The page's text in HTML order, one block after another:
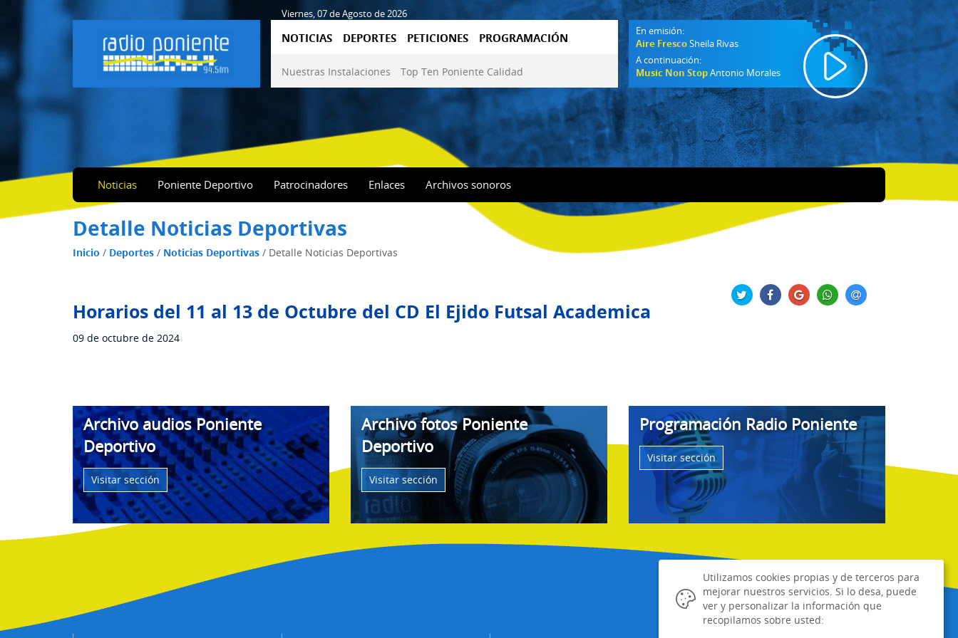
Viernes, 07 de Agosto de 2026
NOTICIAS DEPORTES PETICIONES PROGRAMACIÓN
Nuestras Instalaciones Top Ten Poniente Calidad
En emisión:
Aire FrescoSheila Rivas
A continuación:
Music Non StopAntonio Morales
Noticias Poniente Deportivo Patrocinadores Enlaces Archivos sonoros
Detalle Noticias Deportivas
Inicio / Deportes / Noticias Deportivas / Detalle Noticias Deportivas
Horarios del 11 al 13 de Octubre del CD El Ejido Futsal Academica
09 de octubre de 2024
Archivo audios Poniente
Deportivo
Visitar sección
Archivo fotos Poniente
Deportivo
Visitar sección
Programación Radio Poniente
Visitar sección
Utilizamos cookies propias y de terceros para
mejorar nuestros servicios. Si lo desa, puede
ver y personalizar la información que
recopilamos sobre usted: